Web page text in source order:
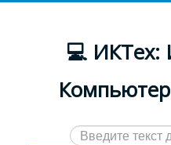
💻 ИКТех:
Искать...